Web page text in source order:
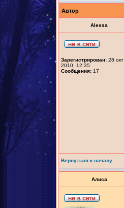
Автор
Alessa
Зарегистрирован: 28 окт
2010, 12:35
Сообщения: 17
Вернуться к началу
Алиса